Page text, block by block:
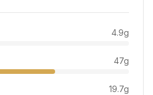
4.9g
47g
19.7g